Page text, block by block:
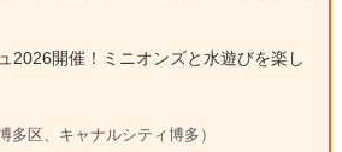
2026開催！ミニオンズと水遊びを楽し
多区、キャナルシティ博多）